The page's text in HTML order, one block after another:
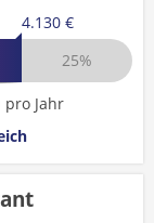
4.130 €
25%
pro Jahr